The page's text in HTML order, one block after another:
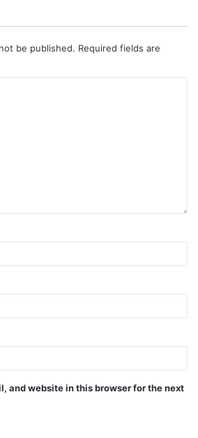
be published. Required fields are
and website in this browser for the next